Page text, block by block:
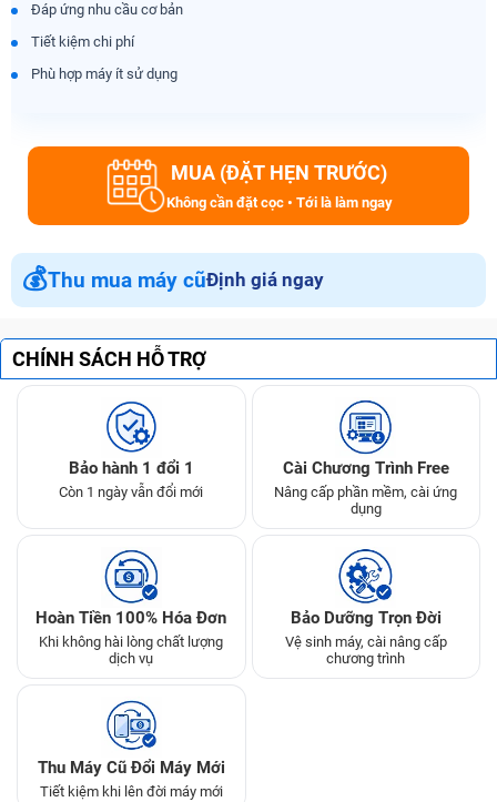
Đáp ứng nhu cầu cơ bản
Tiết kiệm chi phí
Phù hợp máy ít sử dụng
MUA (ĐẶT HẸN TRƯỚC)
Không cần đặt cọc • Tới là làm ngay
💰Thu mua máy cũĐịnh giá ngay
CHÍNH SÁCH HỖ TRỢ
Bảo hành 1 đổi 1
Còn 1 ngày vẫn đổi mới
Cài Chương Trình Free
Nâng cấp phần mềm, cài ứng
dụng
Hoàn Tiền 100% Hóa Đơn
Khi không hài lòng chất lượng
dịch vụ
Bảo Dưỡng Trọn Đời
Vệ sinh máy, cài nâng cấp
chương trình
Thu Máy Cũ Đổi Máy Mới
Tiết kiệm khi lên đời máy mới